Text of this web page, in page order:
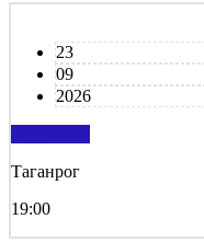
23
09
2026
Таганрог
19:00